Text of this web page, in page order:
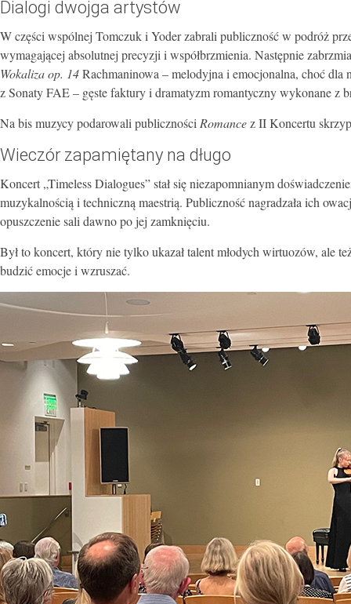
Dialogi dwojga artystów
W części wspólnej Tomczuk i Yoder zabrali publiczność w podróż
wymagającej absolutnej precyzji i współbrzmienia. Następnie
Wokaliza op. 14Rachmaninowa – melodyjna i emocjonalna, choć
z Sonaty FAE – gęste faktury i dramatyzm romantyczny wykonane z
Na bis muzycy podarowali publiczności Romancez II Koncertu
Wieczór zapamiętany na długo
Koncert „Timeless Dialogues” stał się niezapomnianym
muzykalnością i techniczną maestrią. Publiczność nagradzała ich
opuszczenie sali dawno po jej zamknięciu.
Był to koncert, który nie tylko ukazał talent młodych wirtuozów, ale
budzić emocje i wzruszać.